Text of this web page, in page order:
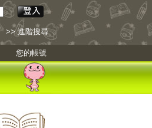
>> 進階搜尋
您的帳號